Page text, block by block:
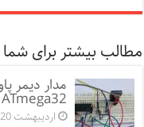
مطالب بیشتر برای شما
ATmega32
اردیبهشت 20, 1400